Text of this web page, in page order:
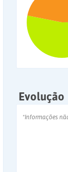
Evolução
*Informações